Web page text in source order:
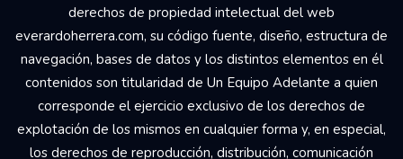
derechos de propiedad intelectual del web
everardoherrera.com, su código fuente, diseño, estructura de
navegación, bases de datos y los distintos elementos en él
contenidos son titularidad de Un Equipo Adelante a quien
corresponde el ejercicio exclusivo de los derechos de
explotación de los mismos en cualquier forma y, en especial,
los derechos de reproducción, distribución, comunicación